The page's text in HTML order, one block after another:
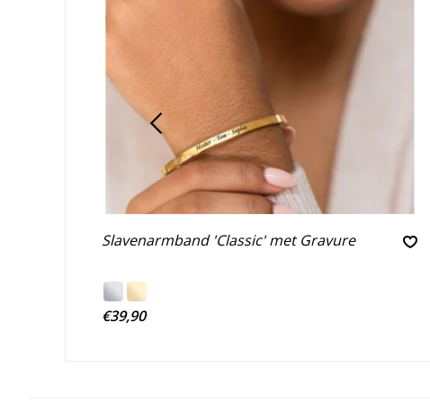
Slavenarmband 'Classic' met Gravure
€39,90